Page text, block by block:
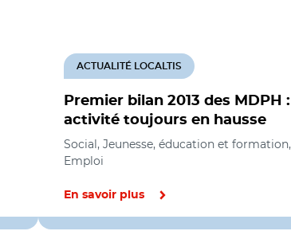
Premier bilan 2013 des MDPH :
activité toujours en hausse
ACTUALITÉ LOCALTIS
Social, Jeunesse, éducation et formation,
Emploi
En savoir plus